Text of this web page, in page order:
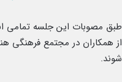
طبق مصوبات این جلسه تمامی
از همکاران در مجتمع فرهنگی
شوند.